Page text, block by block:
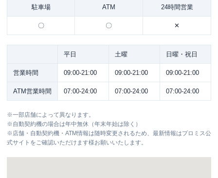
駐車場 ATM 24時間営業
〇 〇 ✕
平日 土曜 日曜・祝日
営業時間 09:00-21:00 09:00-21:00 09:00-21:00
ATM営業時間 07:00-24:00 07:00-24:00 07:00-24:00
※一部店舗によって異なります。
※自動契約機の場合は年中無休（年末年始は除く）
※店舗・自動契約機・ATM情報は随時変更されるため、最新情報はプロミス公
式サイトをご確認いただけます様お願いいたします。